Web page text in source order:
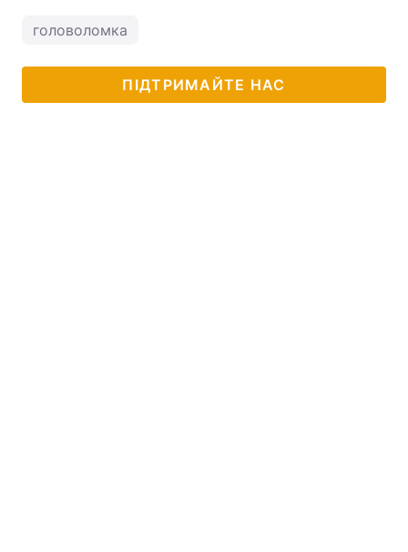
головоломка
ПІДТРИМАЙТЕ НАС